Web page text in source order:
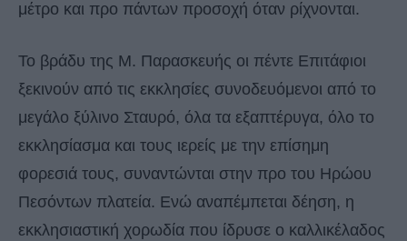
μέτρο και προ πάντων προσοχή όταν ρίχνονται.
Το βράδυ της Μ. Παρασκευής οι πέντε Επιτάφιοι
ξεκινούν από τις εκκλησίες συνοδευόμενοι από το
μεγάλο ξύλινο Σταυρό, όλα τα εξαπτέρυγα, όλο το
εκκλησίασμα και τους ιερείς με την επίσημη
φορεσιά τους, συναντώνται στην προ του Ηρώου
Πεσόντων πλατεία. Ενώ αναπέμπεται δέηση, η
εκκλησιαστική χορωδία που ίδρυσε ο καλλικέλαδος